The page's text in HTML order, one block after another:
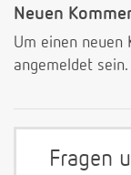
Neuen
Um einen neuen
angemeldet
Fragen